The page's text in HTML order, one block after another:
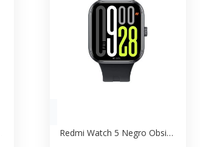
Redmi Watch 5 Negro Obsidiana – Smartwatch con Pantalla AMOLED y 12 Días de Batería